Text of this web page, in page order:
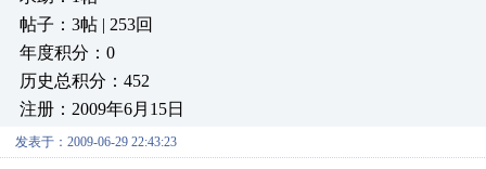
帖子：3帖 | 253回
年度积分：0
历史总积分：452
注册：2009年6月15日
发表于：2009-06-29 22:43:23